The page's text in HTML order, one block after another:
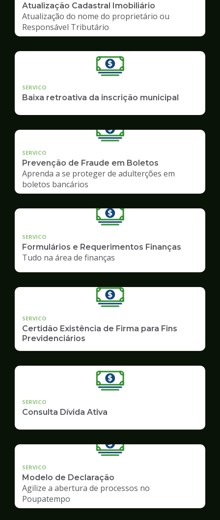
Atualização Cadastral Imobiliário
Atualização do nome do proprietário ou
Responsável Tributário
SERVICO
Baixa retroativa da inscrição municipal
SERVICO
Prevenção de Fraude em Boletos
Aprenda a se proteger de adulterções em
boletos bancários
SERVICO
Formulários e Requerimentos Finanças
Tudo na área de finanças
SERVICO
Certidão Existência de Firma para Fins
Previdenciários
SERVICO
Consulta Dívida Ativa
SERVICO
Modelo de Declaração
Agilize a abertura de processos no
Poupatempo